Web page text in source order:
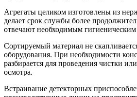
Агрегаты целиком изготовлены из
делает срок службы более
отвечают необходимым гигиеническим
Сортируемый материал не
оборудования. При необходимости
разбирается для проведения чистки
осмотра.
Встраивание детекторных